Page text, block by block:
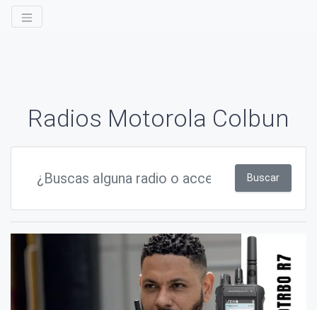
Radios Motorola Colbun
Buscar